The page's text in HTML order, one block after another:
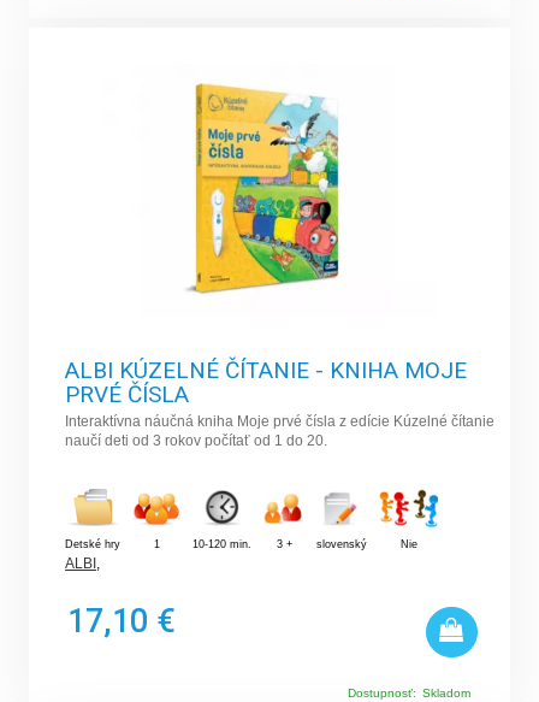
ALBI KÚZELNÉ ČÍTANIE - KNIHA MOJE
PRVÉ ČÍSLA
Interaktívna náučná kniha Moje prvé čísla z edície Kúzelné čítanie
naučí deti od 3 rokov počítať od 1 do 20.
Detské hry 1 10-120 min. 3 + slovenský Nie
ALBI ,
17,10 €
Dostupnosť: Skladom